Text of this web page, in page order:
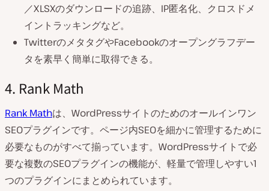
／XLSXのダウンロードの追跡、IP匿名化、クロスドメ
イントラッキングなど。
TwitterのメタタグやFacebookのオープングラフデー
タを素早く簡単に取得できる。
4. Rank Math
Rank Mathは、WordPressサイトのためのオールインワン
SEOプラグインです。ページ内SEOを細かに管理するために
必要なものがすべて揃っています。WordPressサイトで必
要な複数のSEOプラグインの機能が、軽量で管理しやすい1
つのプラグインにまとめられています。